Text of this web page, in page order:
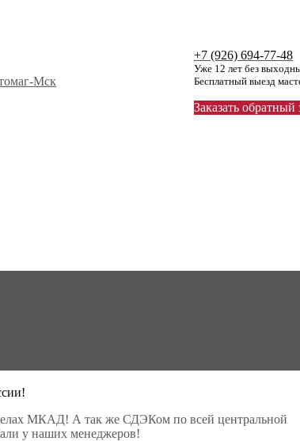
+7 (926) 694-77-48
Уже 12 лет без
Бесплатный выезд
Заказать обратный
МКАД! А так же СДЭКом по всей центральной
у наших менеджеров!